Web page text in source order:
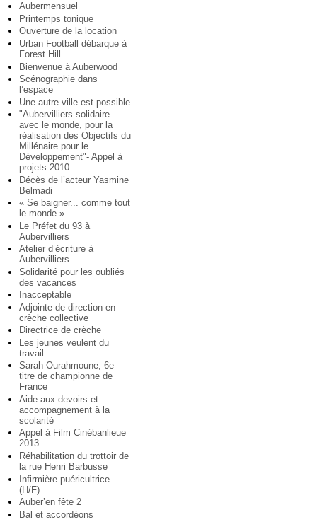
Aubermensuel
Printemps tonique
Ouverture de la location
Urban Football débarque à
Forest Hill
Bienvenue à Auberwood
Scénographie dans
l’espace
Une autre ville est possible
"Aubervilliers solidaire
avec le monde, pour la
réalisation des Objectifs du
Millénaire pour le
Développement"- Appel à
projets 2010
Décès de l’acteur Yasmine
Belmadi
« Se baigner... comme tout
le monde »
Le Préfet du 93 à
Aubervilliers
Atelier d’écriture à
Aubervilliers
Solidarité pour les oubliés
des vacances
Inacceptable
Adjointe de direction en
crèche collective
Directrice de crèche
Les jeunes veulent du
travail
Sarah Ourahmoune, 6e
titre de championne de
France
Aide aux devoirs et
accompagnement à la
scolarité
Appel à Film Cinébanlieue
2013
Réhabilitation du trottoir de
la rue Henri Barbusse
Infirmière puéricultrice
(H/F)
Auber’en fête 2
Bal et accordéons